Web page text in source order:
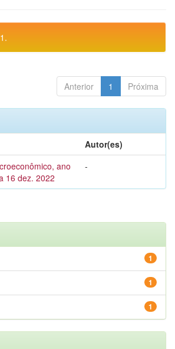
Anterior 1 Próxima
Autor(es)
ano
16 dez. 2022
-
1
1
1